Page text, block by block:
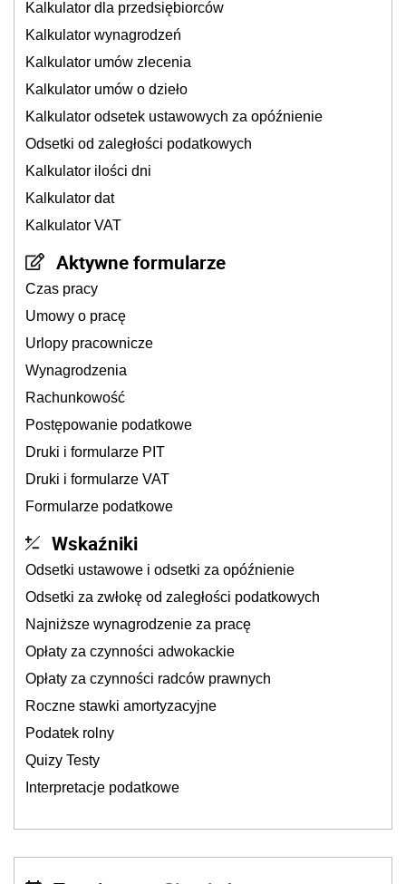
Kalkulator dla przedsiębiorców
Kalkulator wynagrodzeń
Kalkulator umów zlecenia
Kalkulator umów o dzieło
Kalkulator odsetek ustawowych za opóźnienie
Odsetki od zaległości podatkowych
Kalkulator ilości dni
Kalkulator dat
Kalkulator VAT
Aktywne formularze
Czas pracy
Umowy o pracę
Urlopy pracownicze
Wynagrodzenia
Rachunkowość
Postępowanie podatkowe
Druki i formularze PIT
Druki i formularze VAT
Formularze podatkowe
Wskaźniki
Odsetki ustawowe i odsetki za opóźnienie
Odsetki za zwłokę od zaległości podatkowych
Najniższe wynagrodzenie za pracę
Opłaty za czynności adwokackie
Opłaty za czynności radców prawnych
Roczne stawki amortyzacyjne
Podatek rolny
Quizy Testy
Interpretacje podatkowe